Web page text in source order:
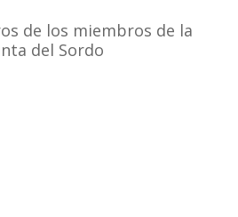
de los miembros de la
del Sordo